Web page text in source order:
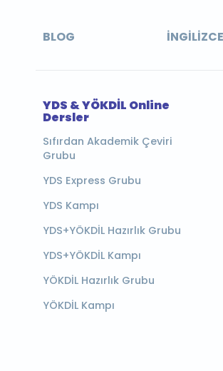
BLOG
YDS & YÖKDİL Online
Dersler
Sıfırdan Akademik Çeviri
Grubu
YDS Express Grubu
YDS Kampı
YDS+YÖKDİL Hazırlık Grubu
YDS+YÖKDİL Kampı
YÖKDİL Hazırlık Grubu
YÖKDİL Kampı